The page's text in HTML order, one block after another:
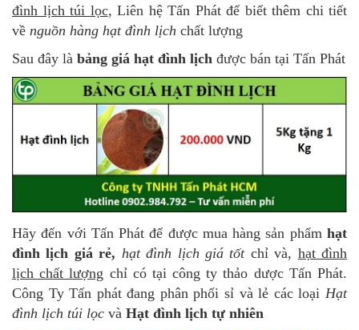
đình lịch túi lọc, Liên hệ Tấn Phát để biết thêm chi tiết
về nguồn hàng hạt đình lịch chất lượng
Sau đây là bảng giá hạt đình lịch được bán tại Tấn Phát
Hãy đến với Tấn Phát để được mua hàng sản phẩm hạt
đình lịch giá rẻ, hạt đình lịch giá tốtchỉ và, hạt đình
lịch chất lượng chỉ có tại công ty thảo dược Tấn Phát.
Công Ty Tấn phát đang phân phối sỉ và lẻ các loại Hạt
đình lịch túi lọc và Hạt đình lịch tự nhiên